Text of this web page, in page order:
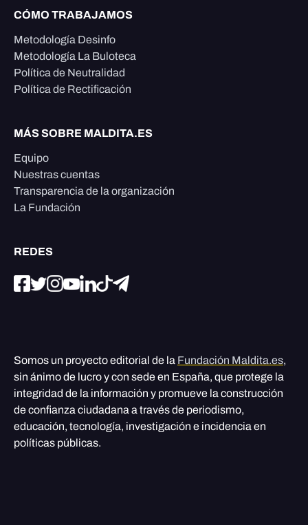
CÓMO TRABAJAMOS
Metodología Desinfo
Metodología La Buloteca
Política de Neutralidad
Política de Rectificación
MÁS SOBRE MALDITA.ES
Equipo
Nuestras cuentas
Transparencia de la organización
La Fundación
REDES
Somos un proyecto editorial de la Fundación Maldita.es,
sin ánimo de lucro y con sede en España, que protege la
integridad de la información y promueve la construcción
de confianza ciudadana a través de periodismo,
educación, tecnología, investigación e incidencia en
políticas públicas.